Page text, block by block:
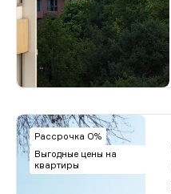
Рассрочка 0%
Выгодные цены на
квартиры